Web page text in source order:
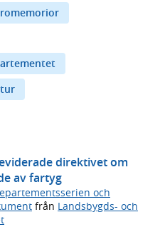
direktivet om
av fartyg
och
från Landsbygds- och